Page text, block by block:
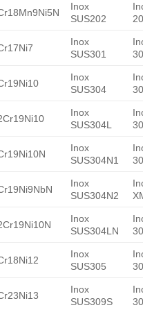
Inox
SUS202
Inox
SUS301
Inox
SUS304
Inox
SUS304L
Inox
SUS304N1
Inox
SUS304N2
Inox
SUS304LN
Inox
SUS305
Inox
SUS309S